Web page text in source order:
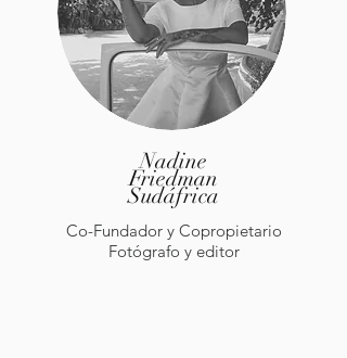
Nadine
Friedman
Sudáfrica
Co-Fundador y Copropietario
Fotógrafo y editor